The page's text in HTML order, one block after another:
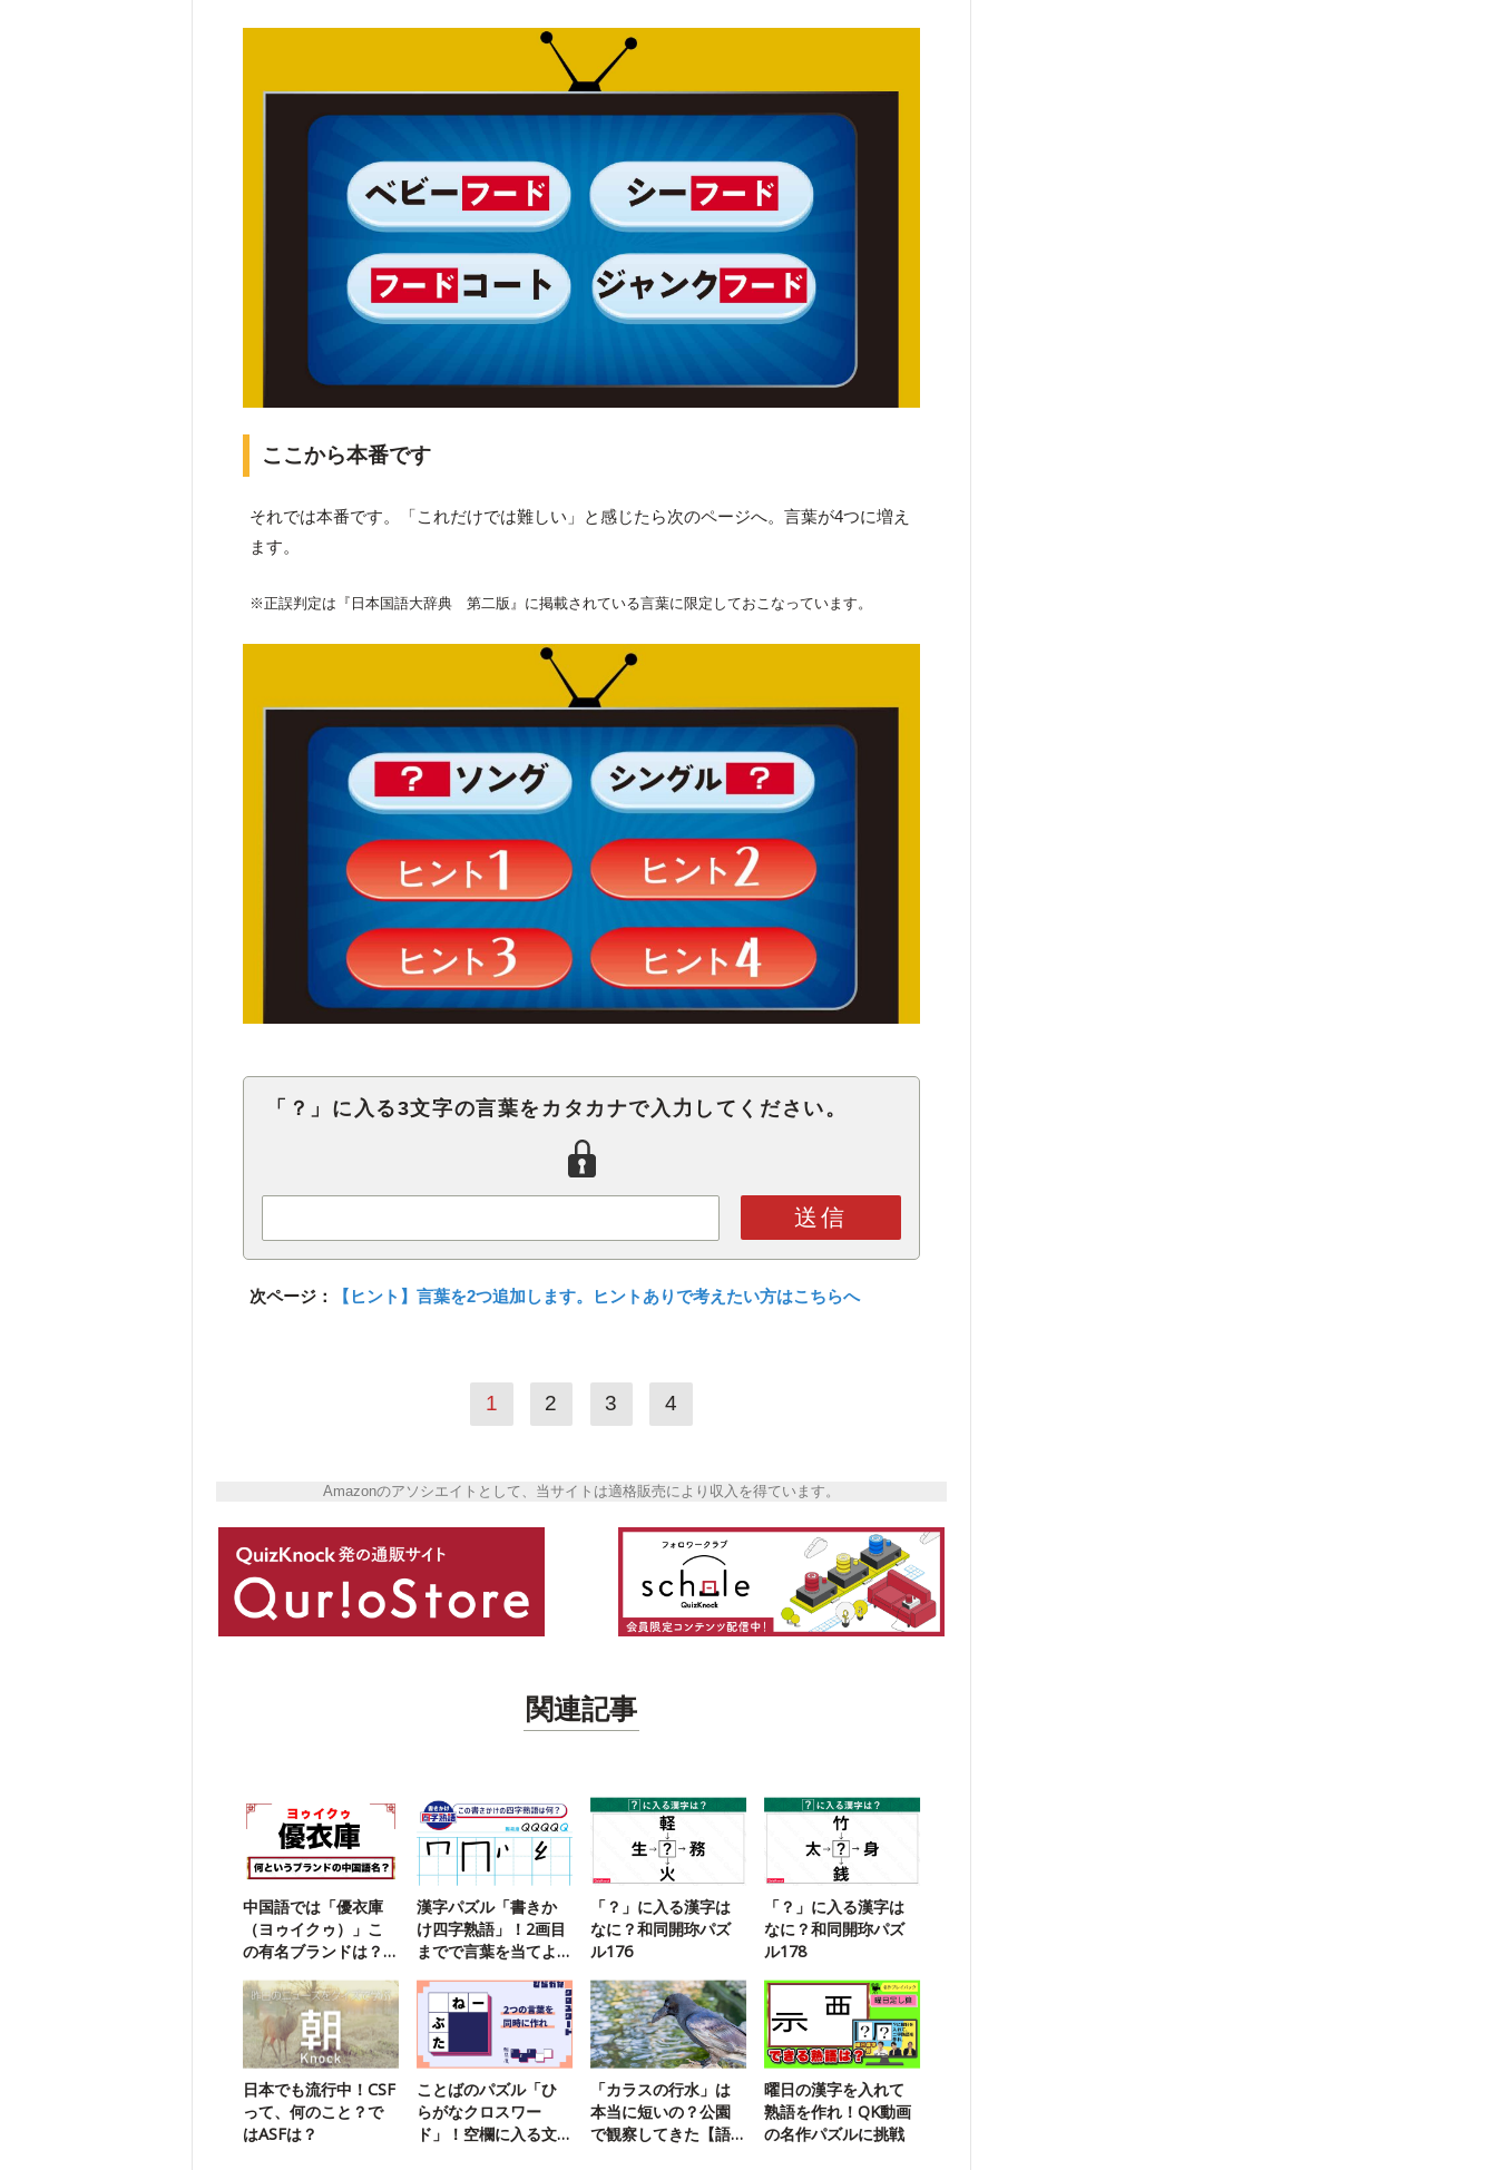
ここから本番です
それでは本番です。「これだけでは難しい」と感じたら次のページへ。言葉が4つに増え
ます。
※正誤判定は『日本国語大辞典 第二版』に掲載されている言葉に限定しておこなっています。
「？」に入る3文字の言葉をカタカナで入力してください。
送信
次ページ： 【ヒント】言葉を2つ追加します。ヒントありで考えたい方はこちらへ
1 2 3 4
Amazonのアソシエイトとして、当サイトは適格販売により収入を得ています。
関連記事
中国語では「優衣庫
（ヨゥイクゥ）」こ
の有名ブランドは？
漢字パズル「書きか
け四字熟語」！2画目
までで言葉を当てよ
「？」に入る漢字は
なに？和同開珎パズ
ル176
「？」に入る漢字は
なに？和同開珎パズ
ル178
日本でも流行中！CSF
って、何のこと？で
はASFは？
ことばのパズル「ひ
らがなクロスワー
ド」！空欄に入る文
「カラスの行水」は
本当に短いの？公園
で観察してきた【語
曜日の漢字を入れて
熟語を作れ！QK動画
の名作パズルに挑戦